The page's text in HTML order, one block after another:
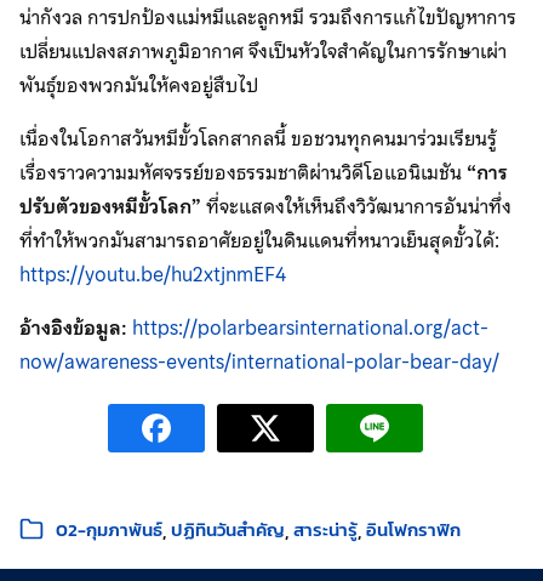
น่ากังวล การปกป้องแม่หมีและลูกหมี รวมถึงการแก้ไขปัญหาการ
เปลี่ยนแปลงสภาพภูมิอากาศ จึงเป็นหัวใจสำคัญในการรักษาเผ่า
พันธุ์ของพวกมันให้คงอยู่สืบไป
เนื่องในโอกาสวันหมีขั้วโลกสากลนี้ ขอชวนทุกคนมาร่วมเรียนรู้
เรื่องราวความมหัศจรรย์ของธรรมชาติผ่านวิดีโอแอนิเมชัน“การ
ปรับตัวของหมีขั้วโลก”ที่จะแสดงให้เห็นถึงวิวัฒนาการอันน่าทึ่ง
ที่ทำให้พวกมันสามารถอาศัยอยู่ในดินแดนที่หนาวเย็นสุดขั้วได้:
https://youtu.be/hu2xtjnmEF4
อ้างอิงข้อมูล: https://polarbearsinternational.org/act-
now/awareness-events/international-polar-bear-day/
หมวดหมู่:
02-กุมภาพันธ์ ปฏิทินวันสำคัญ สาระน่ารู้ อินโฟกราฟิก